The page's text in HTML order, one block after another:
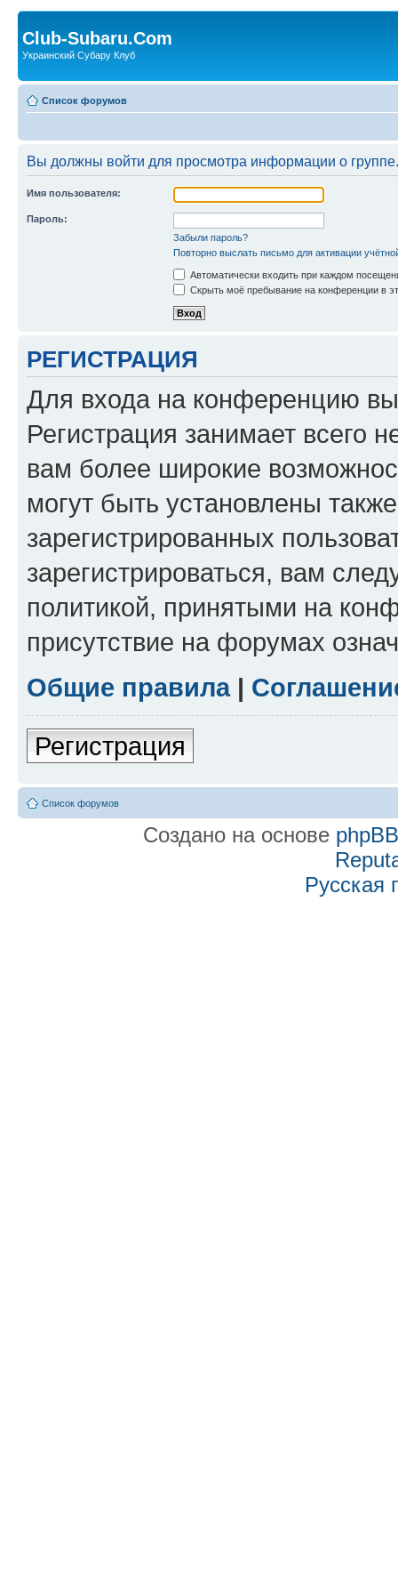
Club-Subaru.Com
Украинский Субару Клуб
Список форумов
Вы должны войти для просмотра информации о группе.
Имя пользователя:
Пароль:
Забыли пароль?
Повторно выслать письмо для активации
Автоматически входить при каждом
Скрыть моё пребывание на конференции в
РЕГИСТРАЦИЯ
Для входа на конференцию
Регистрация занимает всего
вам более широкие
могут быть установлены
зарегистрированных
зарегистрироваться, вам
политикой, принятыми на
присутствие на форумах
Общие правила|
Регистрация
Список форумов
Создано на основе phpBB
Русская